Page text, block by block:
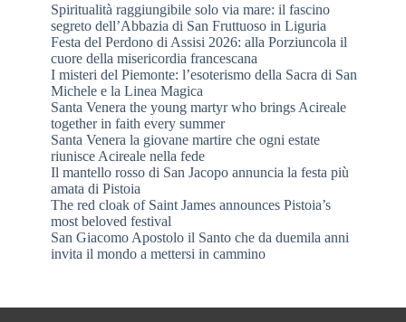
Spiritualità raggiungibile solo via mare: il fascino
segreto dell’Abbazia di San Fruttuoso in Liguria
Festa del Perdono di Assisi 2026: alla Porziuncola il
cuore della misericordia francescana
I misteri del Piemonte: l’esoterismo della Sacra di San
Michele e la Linea Magica
Santa Venera the young martyr who brings Acireale
together in faith every summer
Santa Venera la giovane martire che ogni estate
riunisce Acireale nella fede
Il mantello rosso di San Jacopo annuncia la festa più
amata di Pistoia
The red cloak of Saint James announces Pistoia’s
most beloved festival
San Giacomo Apostolo il Santo che da duemila anni
invita il mondo a mettersi in cammino